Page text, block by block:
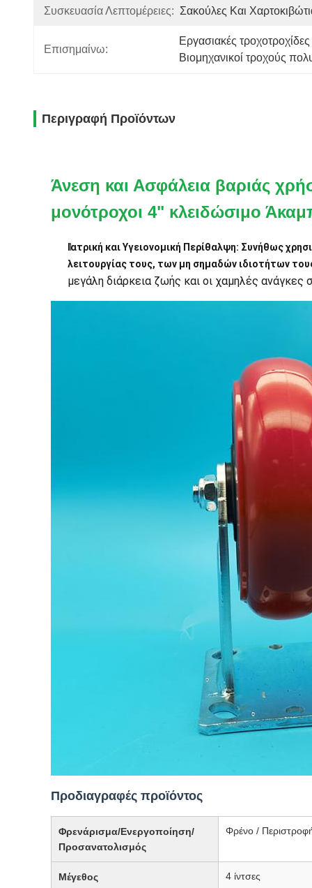
Συσκευασία Λεπτομέρειες: Σακούλες Και
Επισημαίνω:
Εργασιακές
Βιομηχανικοί τροχούς
Περιγραφή Προϊόντων
Άνεση και Ασφάλεια βαριάς
μονότροχοι 4" κλειδώσιμο
Ιατρική και Υγειονομική Περίθαλψη: Συνήθως
λειτουργίας τους, των μη σημαδών ιδιοτήτων
μεγάλη διάρκεια ζωής και οι χαμηλές
Προδιαγραφές προϊόντος
Φρενάρισμα/Ενεργοποίηση/
Προσανατολισμός
Φρένο /
Μέγεθος 4 ίντσες